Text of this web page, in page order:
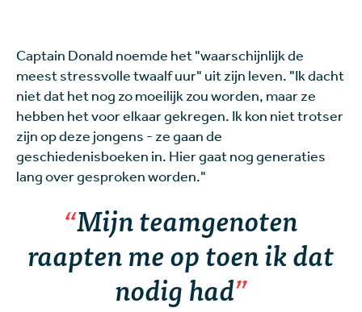
Captain Donald noemde het "waarschijnlijk de
meest stressvolle twaalf uur" uit zijn leven. "Ik dacht
niet dat het nog zo moeilijk zou worden, maar ze
hebben het voor elkaar gekregen. Ik kon niet trotser
zijn op deze jongens - ze gaan de
geschiedenisboeken in. Hier gaat nog generaties
lang over gesproken worden."
Mijn teamgenoten
raapten me op toen ik dat
nodig had